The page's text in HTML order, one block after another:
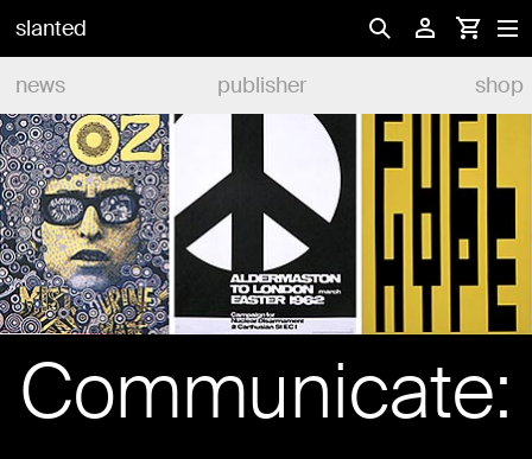
slanted
news
publisher shop
Communicate: